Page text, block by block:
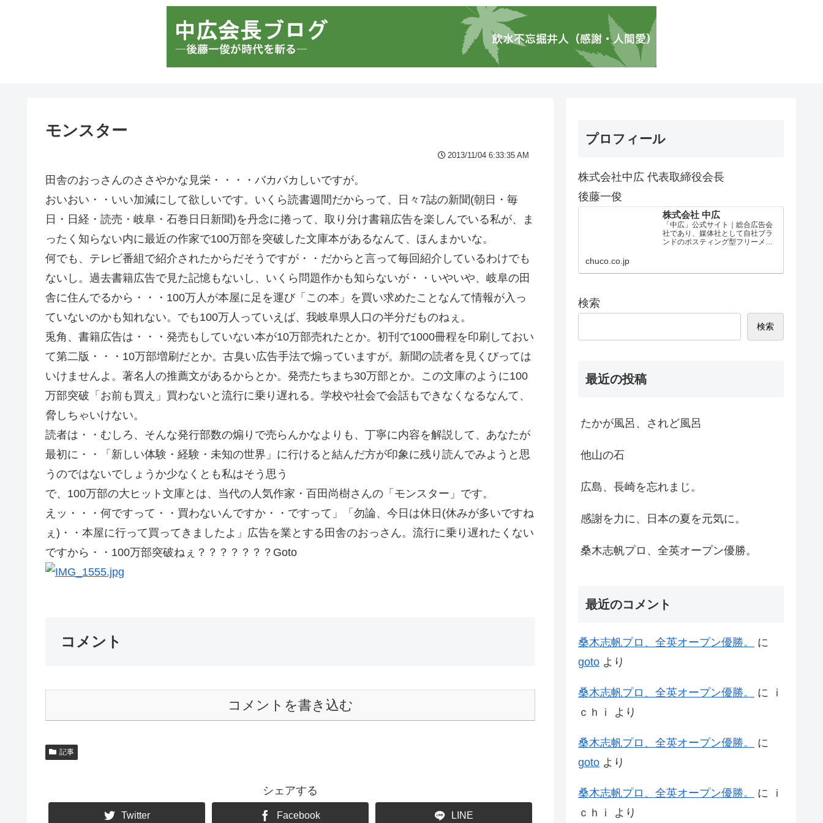
モンスター
2013/11/04 6:33:35 AM
田舎のおっさんのささやかな見栄・・・・バカバカしいですが。
おいおい・・いい加減にして欲しいです。いくら読書週間だからって、日々7誌の新聞(朝日・毎
日・日経・読売・岐阜・石巻日日新聞)を丹念に捲って、取り分け書籍広告を楽しんでいる私が、ま
ったく知らない内に最近の作家で100万部を突破した文庫本があるなんて、ほんまかいな。
何でも、テレビ番組で紹介されたからだそうですが・・だからと言って毎回紹介しているわけでも
ないし。過去書籍広告で見た記憶もないし、いくら問題作かも知らないが・・いやいや、岐阜の田
舎に住んでるから・・・100万人が本屋に足を運び「この本」を買い求めたことなんて情報が入っ
ていないのかも知れない。でも100万人っていえば、我岐阜県人口の半分だものねぇ。
兎角、書籍広告は・・・発売もしていない本が10万部売れたとか。初刊で1000冊程を印刷しておい
て第二版・・・10万部増刷だとか。古臭い広告手法で煽っていますが。新聞の読者を見くびっては
いけませんよ。著名人の推薦文があるからとか。発売たちまち30万部とか。この文庫のように100
万部突破「お前も買え」買わないと流行に乗り遅れる。学校や社会で会話もできなくなるなんて、
脅しちゃいけない。
読者は・・むしろ、そんな発行部数の煽りで売らんかなよりも、丁寧に内容を解説して、あなたが
最初に・・「新しい体験・経験・未知の世界」に行けると結んだ方が印象に残り読んでみようと思
うのではないでしょうか少なくとも私はそう思う
で、100万部の大ヒット文庫とは、当代の人気作家・百田尚樹さんの「モンスター」です。
えッ・・・何ですって・・買わないんですか・・ですって」「勿論、今日は休日(休みが多いですね
ぇ)・・本屋に行って買ってきましたよ」広告を業とする田舎のおっさん。流行に乗り遅れたくない
ですから・・100万部突破ねぇ？？？？？？？Goto
コメント
コメントを書き込む
記事
シェアする
Twitter Facebook LINE
プロフィール
株式会社中広 代表取締役会長
後藤一俊
株式会社 中広
「中広」公式サイト｜総合広告会
社であり、媒体社として自社ブラ
ンドのポスティング型フリーメデ
chuco.co.jp
検索
検索
最近の投稿
たかが風呂、されど風呂
他山の石
広島、長崎を忘れまじ。
感謝を力に、日本の夏を元気に。
桑木志帆プロ、全英オープン優勝。
最近のコメント
桑木志帆プロ、全英オープン優勝。
に
goto より
桑木志帆プロ、全英オープン優勝。 に
ｉ
ｃｈｉ
より
桑木志帆プロ、全英オープン優勝。
に
goto より
桑木志帆プロ、全英オープン優勝。 に
ｉ
ｃｈｉ
より